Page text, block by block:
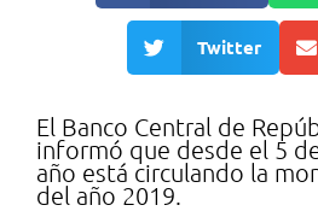
Twitter
El Banco Central de
informó que desde el 5
año está circulando la
del año 2019.